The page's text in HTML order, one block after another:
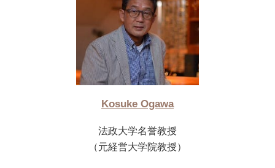
Kosuke Ogawa
法政大学名誉教授
（元経営大学院教授）